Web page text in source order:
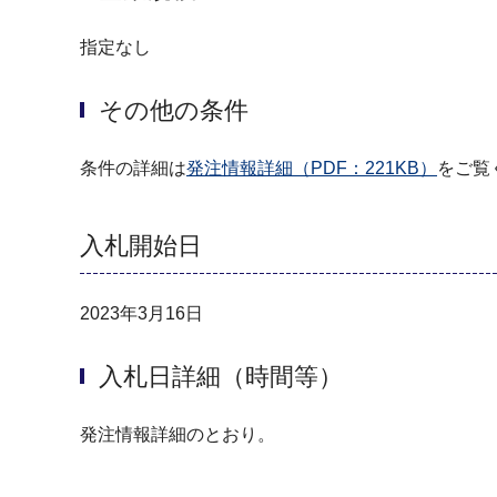
指定なし
その他の条件
条件の詳細は発注情報詳細（PDF：221KB） をご覧
入札開始日
2023年3月16日
入札日詳細（時間等）
発注情報詳細のとおり。